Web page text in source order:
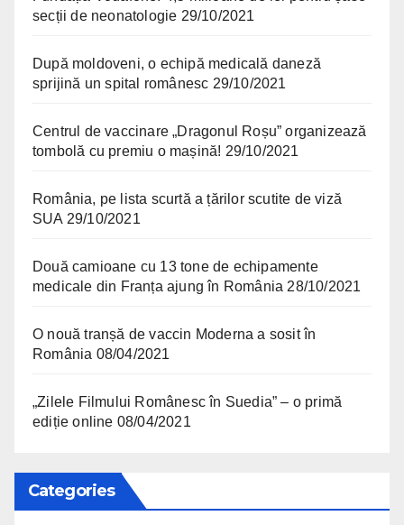
secții de neonatologie 29/10/2021
După moldoveni, o echipă medicală daneză
sprijină un spital românesc 29/10/2021
Centrul de vaccinare „Dragonul Roșu” organizează
tombolă cu premiu o mașină! 29/10/2021
România, pe lista scurtă a țărilor scutite de viză
SUA 29/10/2021
Două camioane cu 13 tone de echipamente
medicale din Franța ajung în România 28/10/2021
O nouă tranșă de vaccin Moderna a sosit în
România 08/04/2021
„Zilele Filmului Românesc în Suedia” – o primă
ediție online 08/04/2021
Categories